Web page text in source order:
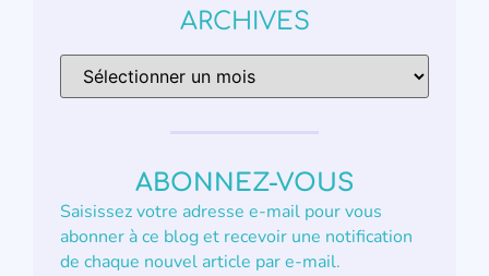
ARCHIVES
ABONNEZ-VOUS
Saisissez votre adresse e-mail pour vous
abonner à ce blog et recevoir une notification
de chaque nouvel article par e-mail.